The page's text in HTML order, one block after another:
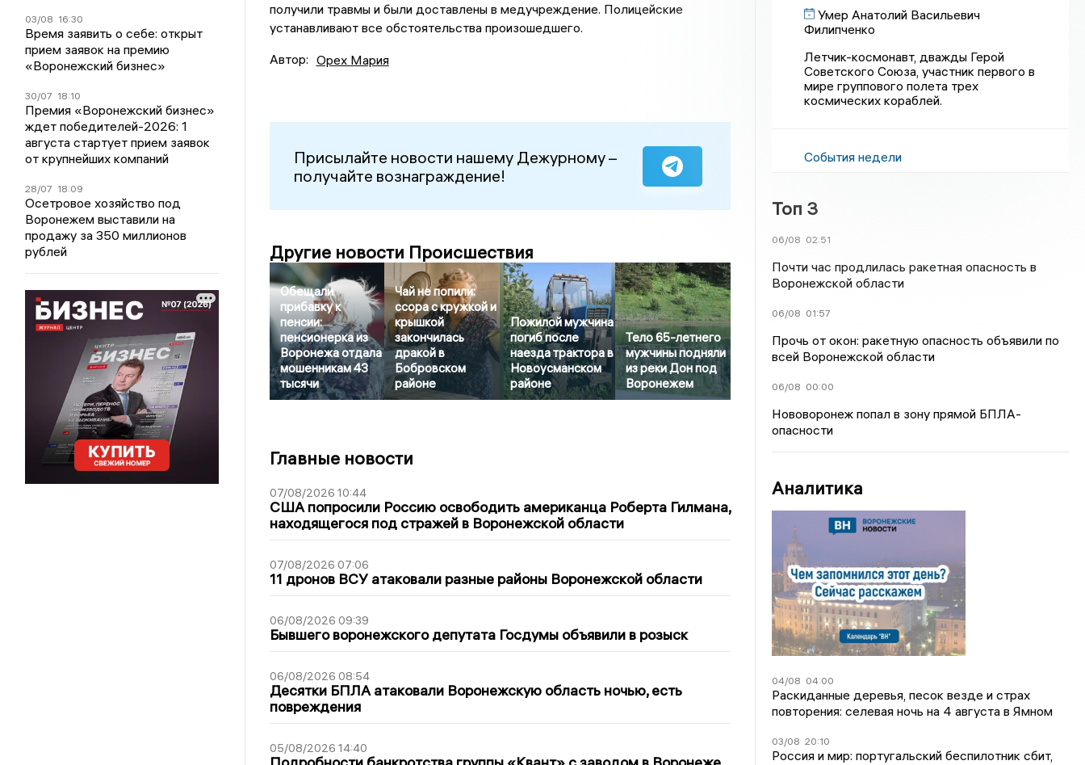
03/08 16:30
Время заявить о себе: открыт
прием заявок на премию
«Воронежский бизнес»
30/07 18:10
Премия «Воронежский бизнес»
ждет победителей-2026: 1
августа стартует прием заявок
от крупнейших компаний
28/07 18:09
Осетровое хозяйство под
Воронежем выставили на
продажу за 350 миллионов
рублей
получили травмы и были доставлены в медучреждение. Полицейские
устанавливают все обстоятельства произошедшего.
Автор: Орех Мария
Присылайте новости нашему Дежурному –
получайте вознаграждение!
Другие новости Происшествия
Обещали
прибавку к
пенсии:
пенсионерка из
Воронежа отдала
мошенникам 43
тысячи
Чай не попили:
ссора с кружкой и
крышкой
закончилась
дракой в
Бобровском
районе
Пожилой мужчина
погиб после
наезда трактора в
Новоусманском
районе
Тело 65-летнего
мужчины подняли
из реки Дон под
Воронежем
Главные новости
07/08/2026 10:44
США попросили Россию освободить американца Роберта Гилмана,
находящегося под стражей в Воронежской области
07/08/2026 07:06
11 дронов ВСУ атаковали разные районы Воронежской области
06/08/2026 09:39
Бывшего воронежского депутата Госдумы объявили в розыск
06/08/2026 08:54
Десятки БПЛА атаковали Воронежскую область ночью, есть
повреждения
05/08/2026 14:40
Умер Анатолий Васильевич
Филипченко
Летчик-космонавт, дважды Герой
Советского Союза, участник первого в
мире группового полета трех
космических кораблей.
События недели
Топ 3
06/08 02:51
Почти час продлилась ракетная опасность в
Воронежской области
06/08 01:57
Прочь от окон: ракетную опасность объявили по
всей Воронежской области
06/08 00:00
Нововоронеж попал в зону прямой БПЛА-
опасности
Аналитика
04/08 04:00
Раскиданные деревья, песок везде и страх
повторения: селевая ночь на 4 августа в Ямном
03/08 20:10
Россия и мир: португальский беспилотник сбит,